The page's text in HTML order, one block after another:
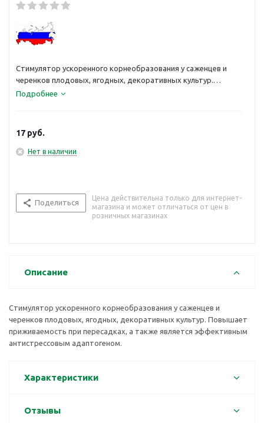
Стимулятор ускоренного корнеобразования у саженцев и
черенков плодовых, ягодных, декоративных культур.
Повышает приживаемость при пересадках, а также является
Подробнее
17 руб.
Нет в наличии
Поделиться
Цена действительна только для интернет-
магазина и может отличаться от цен в
розничных магазинах
Описание
Стимулятор ускоренного корнеобразования у саженцев и
черенков плодовых, ягодных, декоративных культур. Повышает
приживаемость при пересадках, а также является эффективным
антистрессовым адаптогеном.
Характеристики
Отзывы